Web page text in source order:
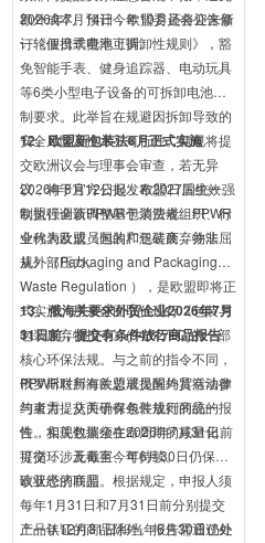
额外成本。预计今年10月还将迎来新
一轮假日季费率上调。
2026年7月14日，欧盟委员会公告修
订《便携式电池可拆卸性规则》，豁
免智能手表、健身追踪器、电动玩具
等6类小型电子设备的可拆卸电池强
制要求。此举旨在规避因拆卸导致的
安全风险及技术不可行性。新规将提
交欧洲议会与理事会审查，若无异
议，将于官方公报发布20日后生效。
欧盟强调该调整基于消费者组织、行
业代表及成员国的广泛磋商，并非屈
从外部压力。
12、欧盟新包装法8月正式实施
2026年8月12日起，欧盟27国统一强
制执行全新PPWR包装法规。PPWR
全称为欧盟《包装和包装废弃物法
规》（Packaging and Packaging
Waste Regulation ），是欧盟即将正
式实施、用来全面取代现行《包装与
包装废弃物指令》(94/62/EC)的一部
核心环保法规。与之前的指令不同，
PPWR对所有欧盟成员国均具有法律
约束力，从而确保包装规则的统一
性，实现包装全生命周期的减量化、
可循环、无毒害、可持续。
13、俄海关要求外贸企业2026年7月
31日前，提交有条件放行商品报告
俄罗斯联邦海关总署提醒外贸活动参
与者需提交关于有条件放行商品的报
告。相关数据须在2026年7月31日前
提交，涉及截至今年6月30日仍保持
该状态的商品。根据规定，申报人须
每年1月31日和7月31日前分别提交
上一年12月31日和当年6月30日仍处
欧亚经济联盟
产品认证的商品除外。报告需通过外